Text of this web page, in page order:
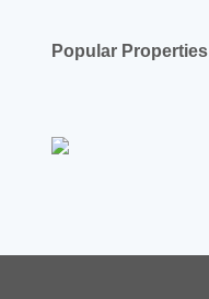
Popular Properties